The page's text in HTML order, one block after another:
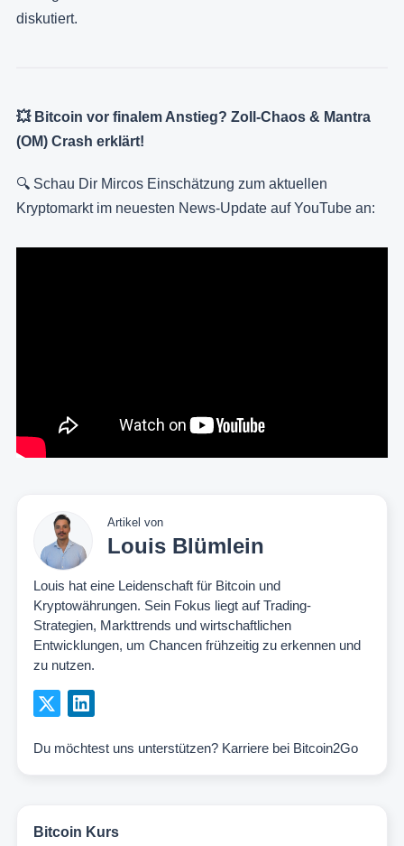
diskutiert.
💥 Bitcoin vor finalem Anstieg? Zoll-Chaos & Mantra
(OM) Crash erklärt!
🔍 Schau Dir Mircos Einschätzung zum aktuellen
Kryptomarkt im neuesten News-Update auf YouTube an:
Artikel von
Louis Blümlein
Louis hat eine Leidenschaft für Bitcoin und
Kryptowährungen. Sein Fokus liegt auf Trading-
Strategien, Markttrends und wirtschaftlichen
Entwicklungen, um Chancen frühzeitig zu erkennen und
zu nutzen.
Du möchtest uns unterstützen? Karriere bei Bitcoin2Go
Bitcoin Kurs